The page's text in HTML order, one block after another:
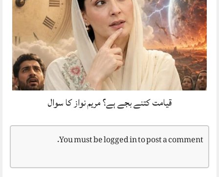
قیامت کتنے بجے ہے؟ مریم نواز کا سوال
You must belogged into post a comment.